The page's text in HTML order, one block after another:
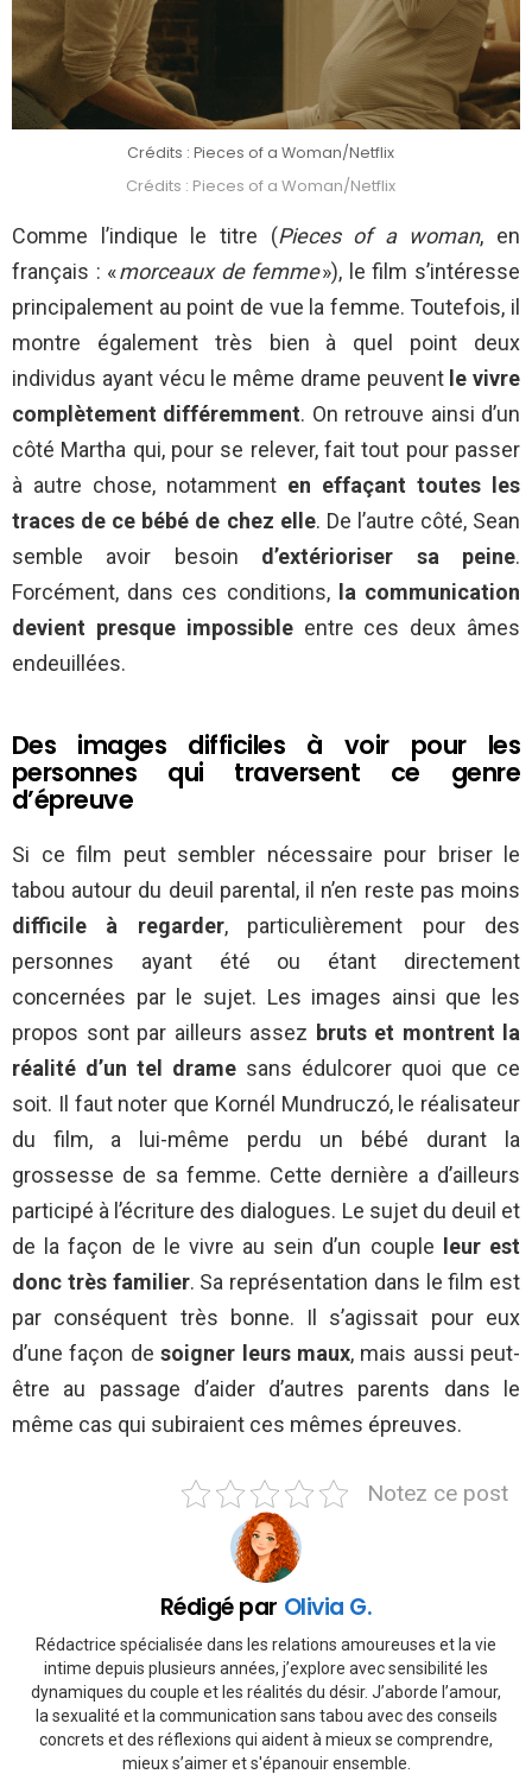
Crédits : Pieces of a Woman/Netflix
Crédits : Pieces of a Woman/Netflix
Comme l’indique le titre (Pieces of a woman, en
français : «morceaux de femme»), le film s’intéresse
principalement au point de vue la femme. Toutefois, il
montre également très bien à quel point deux
individus ayant vécu le même drame peuvent le vivre
complètement différemment. On retrouve ainsi d’un
côté Martha qui, pour se relever, fait tout pour passer
à autre chose, notamment en effaçant toutes les
traces de ce bébé de chez elle. De l’autre côté, Sean
semble avoir besoin d’extérioriser sa peine.
Forcément, dans ces conditions,
la communication
devient presque impossibleentre ces deux âmes
endeuillées.
Des images difficiles à voir pour les
personnes qui traversent ce genre
d’épreuve
Si ce film peut sembler nécessaire pour briser le
tabou autour du deuil parental, il n’en reste pas moins
difficile à regarder, particulièrement pour des
personnes ayant été ou étant directement
concernées par le sujet. Les images ainsi que les
propos sont par ailleurs assez bruts et montrent la
réalité d’un tel drame sans édulcorer quoi que ce
soit. Il faut noter que Kornél Mundruczó, le réalisateur
du film, a lui-même perdu un bébé durant la
grossesse de sa femme. Cette dernière a d’ailleurs
participé à l’écriture des dialogues. Le sujet du deuil et
de la façon de le vivre au sein d’un couple
leur est
donc très familier. Sa représentation dans le film est
par conséquent très bonne. Il s’agissait pour eux
d’une façon desoigner leurs maux, mais aussi peut-
être au passage d’aider d’autres parents dans le
même cas qui subiraient ces mêmes épreuves.
Notez ce post
Rédigé par Olivia G.
Rédactrice spécialisée dans les relations amoureuses et la vie
intime depuis plusieurs années, j’explore avec sensibilité les
dynamiques du couple et les réalités du désir. J’aborde l’amour,
la sexualité et la communication sans tabou avec des conseils
concrets et des réflexions qui aident à mieux se comprendre,
mieux s’aimer et s'épanouir ensemble.